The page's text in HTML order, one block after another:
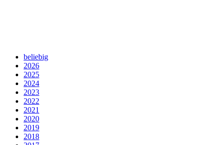
beliebig
2026
2025
2024
2023
2022
2021
2020
2019
2018